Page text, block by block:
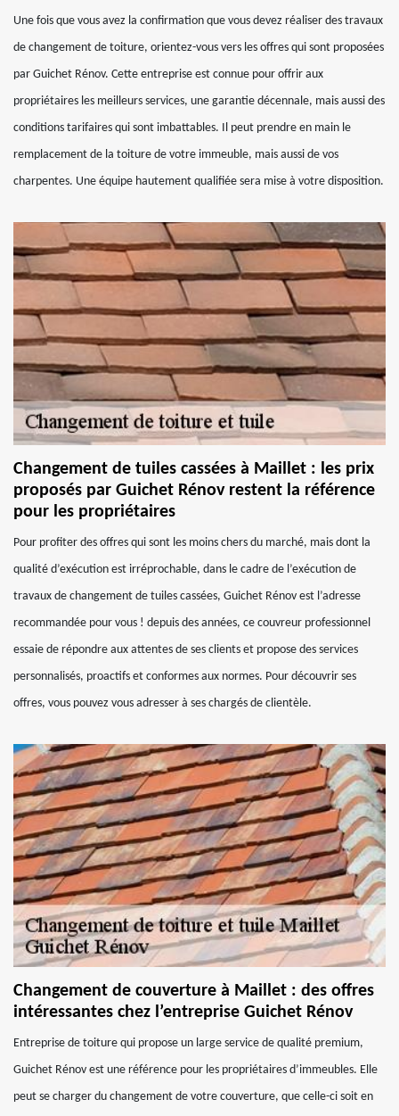
Une fois que vous avez la confirmation que vous devez réaliser des travaux
de changement de toiture, orientez-vous vers les offres qui sont proposées
par Guichet Rénov. Cette entreprise est connue pour offrir aux
propriétaires les meilleurs services, une garantie décennale, mais aussi des
conditions tarifaires qui sont imbattables. Il peut prendre en main le
remplacement de la toiture de votre immeuble, mais aussi de vos
charpentes. Une équipe hautement qualifiée sera mise à votre disposition.
Changement de tuiles cassées à Maillet : les prix
proposés par Guichet Rénov restent la référence
pour les propriétaires
Pour profiter des offres qui sont les moins chers du marché, mais dont la
qualité d’exécution est irréprochable, dans le cadre de l’exécution de
travaux de changement de tuiles cassées, Guichet Rénov est l’adresse
recommandée pour vous ! depuis des années, ce couvreur professionnel
essaie de répondre aux attentes de ses clients et propose des services
personnalisés, proactifs et conformes aux normes. Pour découvrir ses
offres, vous pouvez vous adresser à ses chargés de clientèle.
Changement de couverture à Maillet : des offres
intéressantes chez l’entreprise Guichet Rénov
Entreprise de toiture qui propose un large service de qualité premium,
Guichet Rénov est une référence pour les propriétaires d’immeubles. Elle
peut se charger du changement de votre couverture, que celle-ci soit en